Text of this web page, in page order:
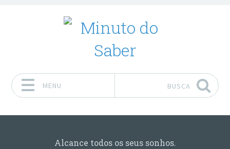
MENU BUSCA
Alcance todos os seus sonhos.